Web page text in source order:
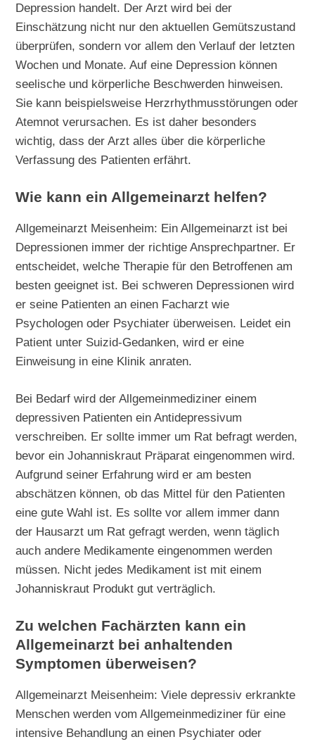
Depression handelt. Der Arzt wird bei der
Einschätzung nicht nur den aktuellen Gemütszustand
überprüfen, sondern vor allem den Verlauf der letzten
Wochen und Monate. Auf eine Depression können
seelische und körperliche Beschwerden hinweisen.
Sie kann beispielsweise Herzrhythmusstörungen oder
Atemnot verursachen. Es ist daher besonders
wichtig, dass der Arzt alles über die körperliche
Verfassung des Patienten erfährt.
Wie kann ein Allgemeinarzt helfen?
Allgemeinarzt Meisenheim: Ein Allgemeinarzt ist bei
Depressionen immer der richtige Ansprechpartner. Er
entscheidet, welche Therapie für den Betroffenen am
besten geeignet ist. Bei schweren Depressionen wird
er seine Patienten an einen Facharzt wie
Psychologen oder Psychiater überweisen. Leidet ein
Patient unter Suizid-Gedanken, wird er eine
Einweisung in eine Klinik anraten.
Bei Bedarf wird der Allgemeinmediziner einem
depressiven Patienten ein Antidepressivum
verschreiben. Er sollte immer um Rat befragt werden,
bevor ein Johanniskraut Präparat eingenommen wird.
Aufgrund seiner Erfahrung wird er am besten
abschätzen können, ob das Mittel für den Patienten
eine gute Wahl ist. Es sollte vor allem immer dann
der Hausarzt um Rat gefragt werden, wenn täglich
auch andere Medikamente eingenommen werden
müssen. Nicht jedes Medikament ist mit einem
Johanniskraut Produkt gut verträglich.
Zu welchen Fachärzten kann ein
Allgemeinarzt bei anhaltenden
Symptomen überweisen?
Allgemeinarzt Meisenheim: Viele depressiv erkrankte
Menschen werden vom Allgemeinmediziner für eine
intensive Behandlung an einen Psychiater oder